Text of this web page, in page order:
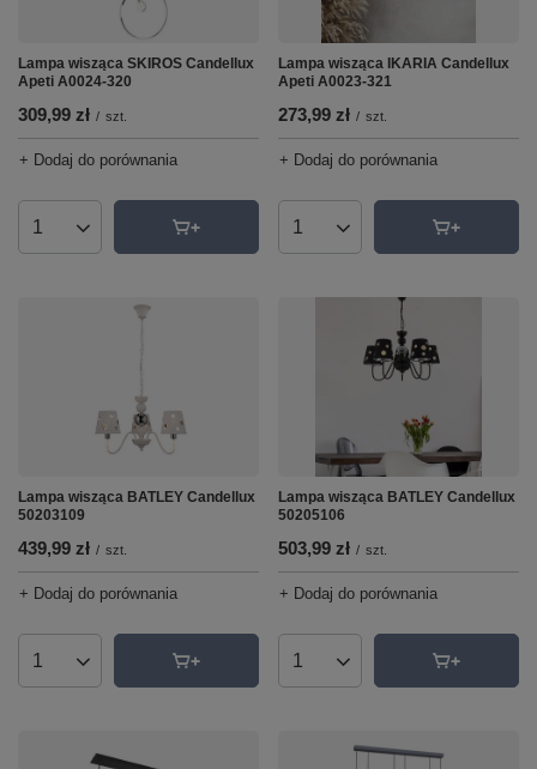
Lampa wisząca SKIROS Candellux
Apeti A0024-320
309,99 zł / szt.
+ Dodaj do porównania
Ilość produktów
Lampa wisząca IKARIA Candellux
Apeti A0023-321
273,99 zł / szt.
+ Dodaj do porównania
Ilość produktów
Lampa wisząca BATLEY Candellux
50203109
439,99 zł / szt.
+ Dodaj do porównania
Ilość produktów
Lampa wisząca BATLEY Candellux
50205106
503,99 zł / szt.
+ Dodaj do porównania
Ilość produktów